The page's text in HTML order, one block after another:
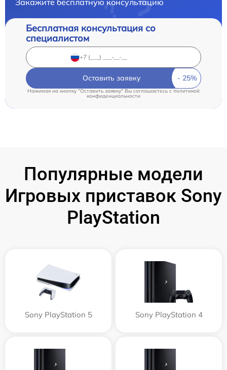
Бесплатная консультация со
специалистом
Оставить заявку
Нажимая на кнопку "Оставить заявку" Вы соглашаетесь cполитикой
конфиденциальности
Популярные модели
Игровых приставок Sony
PlayStation
Sony PlayStation 5 Sony PlayStation 4